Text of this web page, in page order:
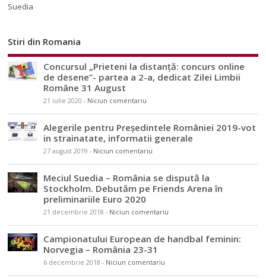
Suedia
Stiri din Romania
Concursul „Prieteni la distanță: concurs online
de desene”- partea a 2-a, dedicat Zilei Limbii
Române 31 August
21 iulie 2020 - Niciun comentariu
Alegerile pentru Președintele României 2019-vot
in strainatate, informatii generale
27 august 2019 - Niciun comentariu
Meciul Suedia – România se dispută la
Stockholm. Debutăm pe Friends Arena în
preliminariile Euro 2020
21 decembrie 2018 - Niciun comentariu
Campionatului European de handbal feminin:
Norvegia – România 23-31
6 decembrie 2018 - Niciun comentariu